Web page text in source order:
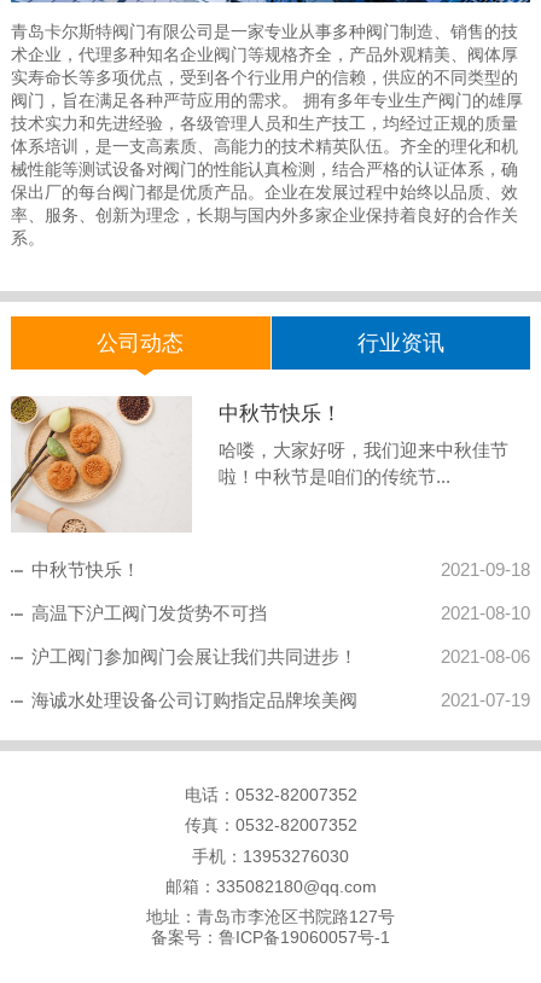
青岛卡尔斯特阀门有限公司是一家专业从事多种阀门制造、销售的技
术企业，代理多种知名企业阀门等规格齐全，产品外观精美、阀体厚
实寿命长等多项优点，受到各个行业用户的信赖，供应的不同类型的
阀门，旨在满足各种严苛应用的需求。 拥有多年专业生产阀门的雄厚
技术实力和先进经验，各级管理人员和生产技工，均经过正规的质量
体系培训，是一支高素质、高能力的技术精英队伍。齐全的理化和机
械性能等测试设备对阀门的性能认真检测，结合严格的认证体系，确
保出厂的每台阀门都是优质产品。企业在发展过程中始终以品质、效
率、服务、创新为理念，长期与国内外多家企业保持着良好的合作关
系。
公司动态 行业资讯
中秋节快乐！
哈喽，大家好呀，我们迎来中秋佳节
啦！中秋节是咱们的传统节...
中秋节快乐！ 2021-09-18
高温下沪工阀门发货势不可挡 2021-08-10
沪工阀门参加阀门会展让我们共同进步！ 2021-08-06
海诚水处理设备公司订购指定品牌埃美阀 2021-07-19
电话：0532-82007352
传真：0532-82007352
手机： 13953276030
邮箱：335082180@qq.com
地址：青岛市李沧区书院路127号
备案号： 鲁ICP备19060057号-1